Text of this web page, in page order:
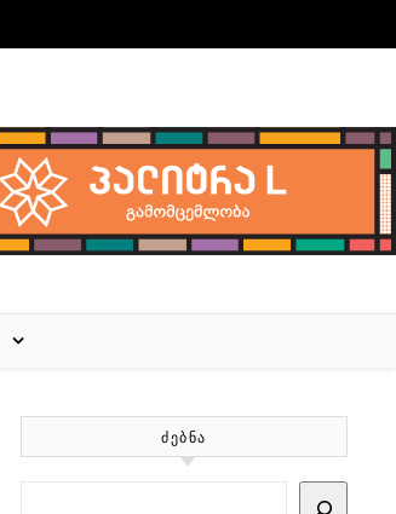
ᲫᲔᲑᲜᲐ